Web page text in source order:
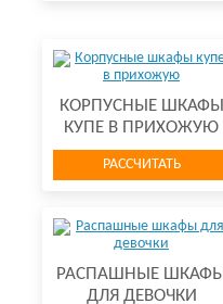
КОРПУСНЫЕ ШКАФЫ
КУПЕ В ПРИХОЖУЮ
РАССЧИТАТЬ
РАСПАШНЫЕ ШКАФЫ
ДЛЯ ДЕВОЧКИ